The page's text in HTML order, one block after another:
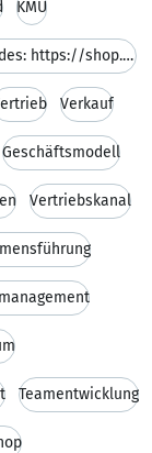
KMU
Herausgeberin des Start-Up Guides: https://shop.sc
Verkauf
Geschäftsmodell
Vertriebskanal
Teamentwicklung